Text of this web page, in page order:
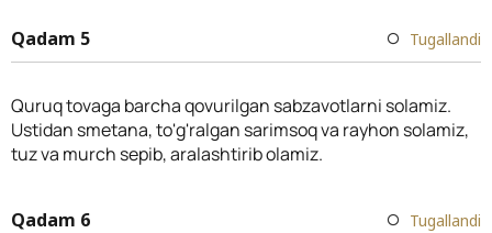
Qadam 5 Tugallandi
Quruq tovaga barcha qovurilgan sabzavotlarni solamiz.
Ustidan smetana, to'g'ralgan sarimsoq va rayhon solamiz,
tuz va murch sepib, aralashtirib olamiz.
Qadam 6 Tugallandi